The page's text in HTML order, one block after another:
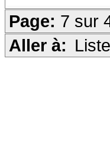
Page: 7 sur
Aller à: